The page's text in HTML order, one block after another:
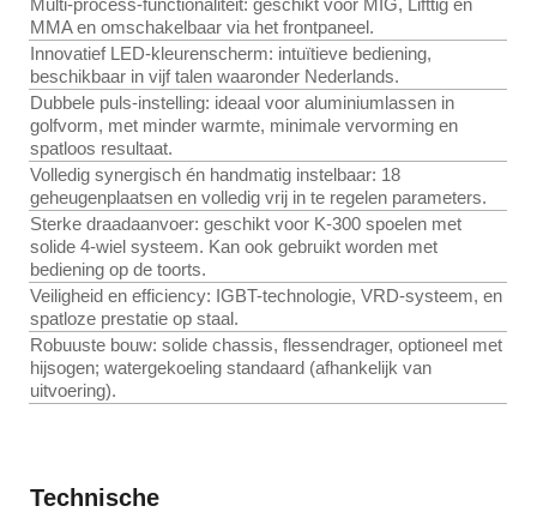
MMA en omschakelbaar via het frontpaneel.
Innovatief LED-kleurenscherm: intuïtieve bediening,
beschikbaar in vijf talen waaronder Nederlands.
Dubbele puls-instelling: ideaal voor aluminiumlassen in
golfvorm, met minder warmte, minimale vervorming en
spatloos resultaat.
Volledig synergisch én handmatig instelbaar: 18
geheugenplaatsen en volledig vrij in te regelen parameters.
Sterke draadaanvoer: geschikt voor K-300 spoelen met
solide 4-wiel systeem. Kan ook gebruikt worden met
bediening op de toorts.
Veiligheid en efficiency: IGBT-technologie, VRD-systeem, en
spatloze prestatie op staal.
Robuuste bouw: solide chassis, flessendrager, optioneel met
hijsogen; watergekoeling standaard (afhankelijk van
uitvoering).
Technische